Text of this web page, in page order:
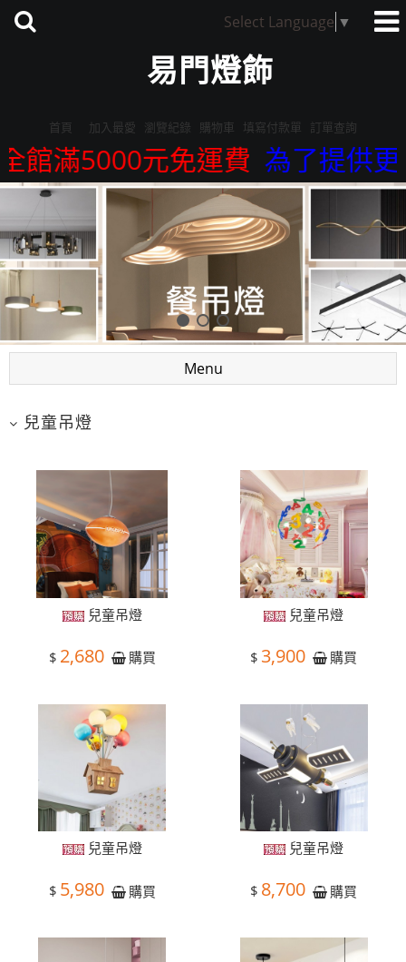
Select Language ▼
易門燈飾
首頁 加入最愛 瀏覽紀錄 購物車 填寫付款單 訂單查詢
館滿5000元免運費 為了提供更
Menu
兒童吊燈
兒童吊燈
$ 2,680 購買
兒童吊燈
$ 3,900 購買
兒童吊燈
$ 5,980 購買
兒童吊燈
$ 8,700 購買